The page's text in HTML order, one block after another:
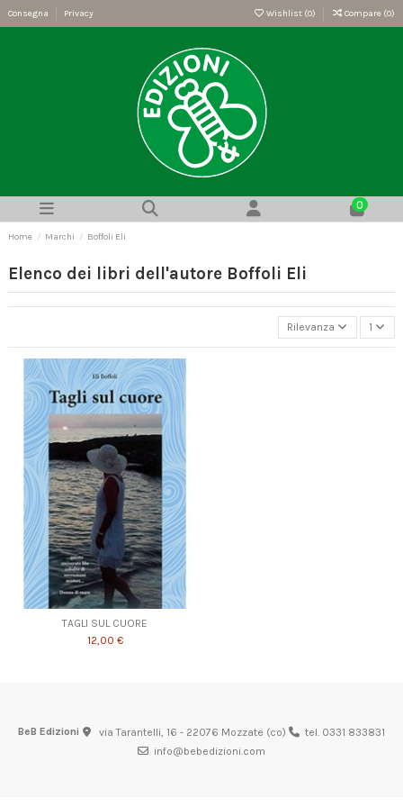
Consegna Privacy Wishlist (0) Compare (0)
0
Home Marchi Boffoli Eli
Elenco dei libri dell'autore Boffoli Eli
Rilevanza 1
TAGLI SUL CUORE
12,00 €
BeB Edizioni via Tarantelli, 16 - 22076 Mozzate (co)
tel. 0331 833831
info@bebedizioni.com